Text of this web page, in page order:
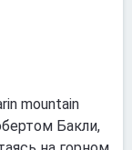
mountain
Бакли,